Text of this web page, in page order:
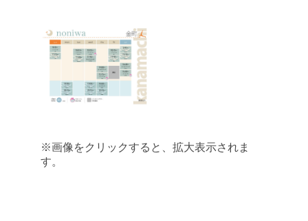
※画像をクリックすると、拡大表示されま
す。